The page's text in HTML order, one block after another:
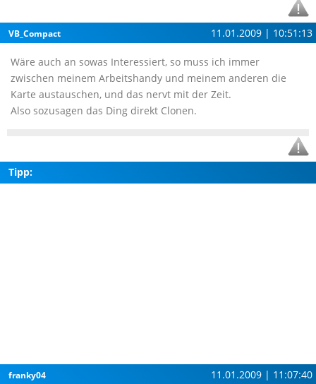
VB_Compact 11.01.2009 | 10:51:13
Wäre auch an sowas Interessiert, so muss ich immer
zwischen meinem Arbeitshandy und meinem anderen die
Karte austauschen, und das nervt mit der Zeit.
Also sozusagen das Ding direkt Clonen.
Tipp:
franky04 11.01.2009 | 11:07:40